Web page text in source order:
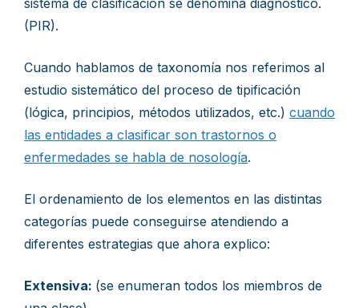
sistema de clasificación se denomina diagnóstico.
(PIR).
Cuando hablamos de taxonomía nos referimos al
estudio sistemático del proceso de tipificación
(lógica, principios, métodos utilizados, etc.) cuando
las entidades a clasificar son trastornos o
enfermedades se habla de nosología.
El ordenamiento de los elementos en las distintas
categorías puede conseguirse atendiendo a
diferentes estrategias que ahora explico:
Extensiva: (se enumeran todos los miembros de